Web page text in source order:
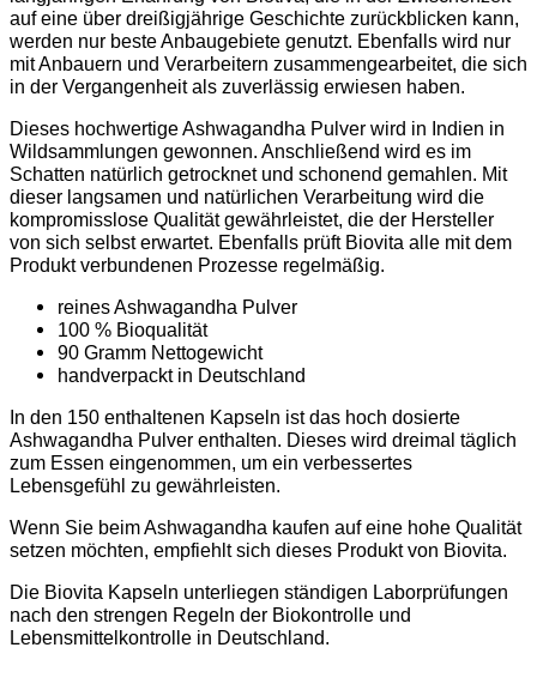
auf eine über dreißigjährige Geschichte zurückblicken kann,
werden nur beste Anbaugebiete genutzt. Ebenfalls wird nur
mit Anbauern und Verarbeitern zusammengearbeitet, die sich
in der Vergangenheit als zuverlässig erwiesen haben.
Dieses hochwertige Ashwagandha Pulver wird in Indien in
Wildsammlungen gewonnen. Anschließend wird es im
Schatten natürlich getrocknet und schonend gemahlen. Mit
dieser langsamen und natürlichen Verarbeitung wird die
kompromisslose Qualität gewährleistet, die der Hersteller
von sich selbst erwartet. Ebenfalls prüft Biovita alle mit dem
Produkt verbundenen Prozesse regelmäßig.
reines Ashwagandha Pulver
100 % Bioqualität
90 Gramm Nettogewicht
handverpackt in Deutschland
In den 150 enthaltenen Kapseln ist das hoch dosierte
Ashwagandha Pulver enthalten. Dieses wird dreimal täglich
zum Essen eingenommen, um ein verbessertes
Lebensgefühl zu gewährleisten.
Wenn Sie beim Ashwagandha kaufen auf eine hohe Qualität
setzen möchten, empfiehlt sich dieses Produkt von Biovita.
Die Biovita Kapseln unterliegen ständigen Laborprüfungen
nach den strengen Regeln der Biokontrolle und
Lebensmittelkontrolle in Deutschland.